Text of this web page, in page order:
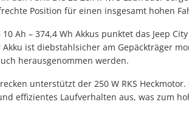
Position für einen insgesamt hohen
10 Ah – 374,4 Wh Akkus punktet das Jeep
Akku ist diebstahlsicher am Gepäckträger
herausgenommen werden.
unterstützt der 250 W RKS
effizientes Laufverhalten aus, was zum